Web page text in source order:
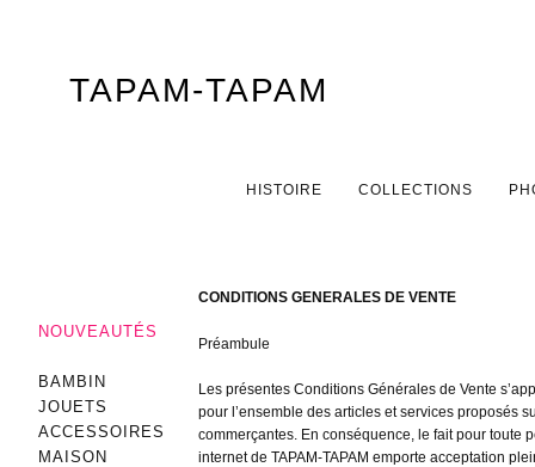
TAPAM-TAPAM
ALLER AU CONTENU PRINCIPAL
ALLER AU CONTENU SECONDAIRE
HISTOIRE COLLECTIONS
CONDITIONS GENERALES DE VENTE
Préambule
Les présentes Conditions Générales de Vente
pour l’ensemble des articles et services proposés
commerçantes. En conséquence, le fait pour toute
internet de TAPAM-TAPAM emporte acceptation
NOUVEAUTÉS
BAMBIN
JOUETS
ACCESSOIRES
MAISON